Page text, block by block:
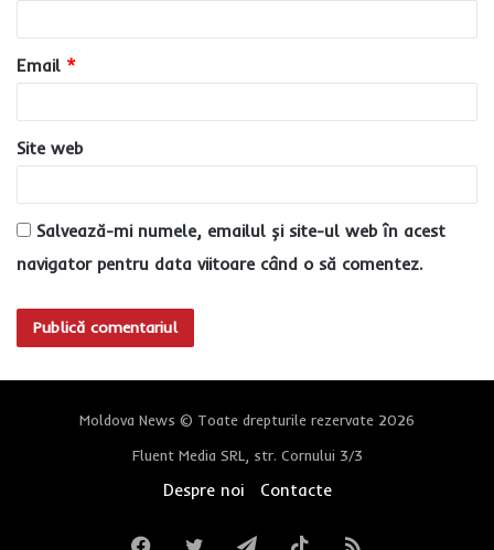
u
*
Email *
Site web
Salvează-mi numele, emailul și site-ul web în acest
navigator pentru data viitoare când o să comentez.
Moldova News © Toate drepturile rezervate 2026
Fluent Media SRL, str. Cornului 3/3
Despre noi Contacte
FacebookTwitterTelegramTikTokRSS